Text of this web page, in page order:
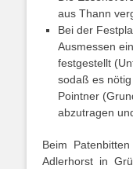
aus Thann
Bei der
Ausmessen
festgestellt
sodaß es
Pointner
abzutragen
Beim
Adlerhorst in